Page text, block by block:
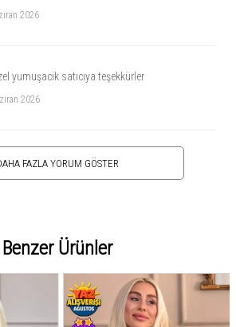
2026
yumuşacik satıcıya teşekkürler
2026
FAZLA YORUM GÖSTER
Benzer Ürünler